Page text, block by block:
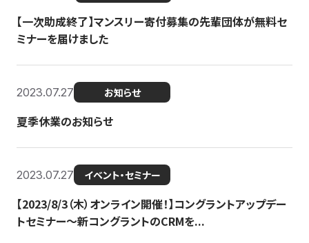
【一次助成終了】マンスリー寄付募集の先輩団体が無料セ
ミナーを届けました
2023.07.27 お知らせ
夏季休業のお知らせ
2023.07.27 イベント・セミナー
【2023/8/3（木）オンライン開催！】コングラントアップデー
トセミナー〜新コングラントのCRMを...